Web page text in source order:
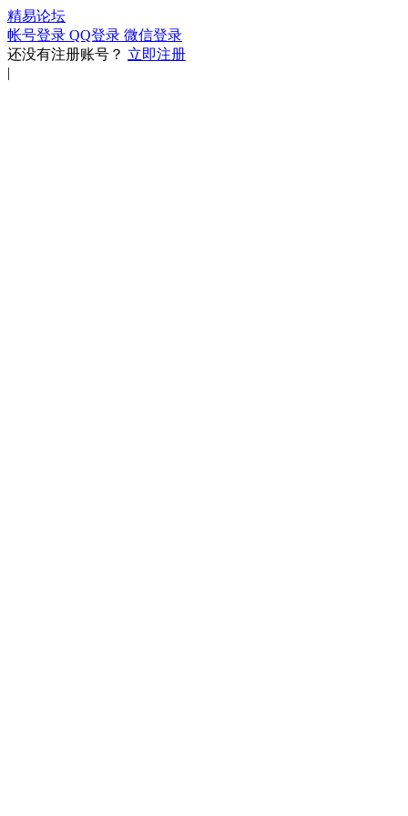
精易论坛
帐号登录 QQ登录 微信登录
还没有注册账号？ 立即注册
|